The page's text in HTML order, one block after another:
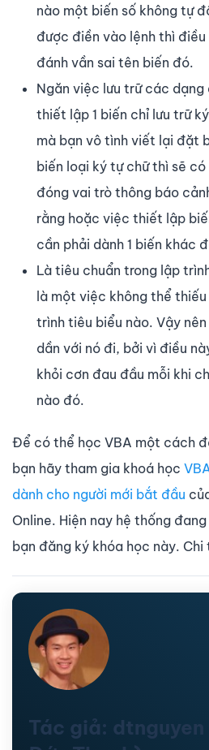
nào một biến số không tự
được điền vào lệnh thì
đánh vần sai tên biến đó.
Ngăn việc lưu trữ các dạng
thiết lập 1 biến chỉ lưu trữ
mà bạn vô tình viết lại đặt
biến loại ký tự chữ thì sẽ
đóng vai trò thông báo
rằng hoặc việc thiết lập
cần phải dành 1 biến khác
Là tiêu chuẩn trong lập
là một việc không thể
trình tiêu biểu nào. Vậy
dần với nó đi, bởi vì điều
khỏi cơn đau đầu mỗi khi
nào đó.
Để có thể học VBA một cách
bạn hãy tham gia khoá học
dành cho người mới bắt đầu
Online. Hiện nay hệ thống
bạn đăng ký khóa học này.
Tác giả: dtnguyen